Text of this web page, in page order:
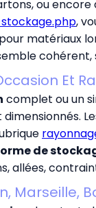
ou encore
,
pour matériaux
Et
complet ou un
de
allées,
Marseille,